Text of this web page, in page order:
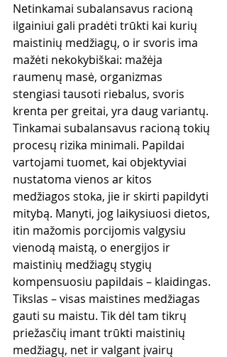
Netinkamai subalansavus racioną
ilgainiui gali pradėti trūkti kai kurių
maistinių medžiagų, o ir svoris ima
mažėti nekokybiškai: mažėja
raumenų masė, organizmas
stengiasi tausoti riebalus, svoris
krenta per greitai, yra daug variantų.
Tinkamai subalansavus racioną tokių
procesų rizika minimali. Papildai
vartojami tuomet, kai objektyviai
nustatoma vienos ar kitos
medžiagos stoka, jie ir skirti papildyti
mitybą. Manyti, jog laikysiuosi dietos,
itin mažomis porcijomis valgysiu
vienodą maistą, o energijos ir
maistinių medžiagų stygių
kompensuosiu papildais – klaidingas.
Tikslas – visas maistines medžiagas
gauti su maistu. Tik dėl tam tikrų
priežasčių imant trūkti maistinių
medžiagų, net ir valgant įvairų